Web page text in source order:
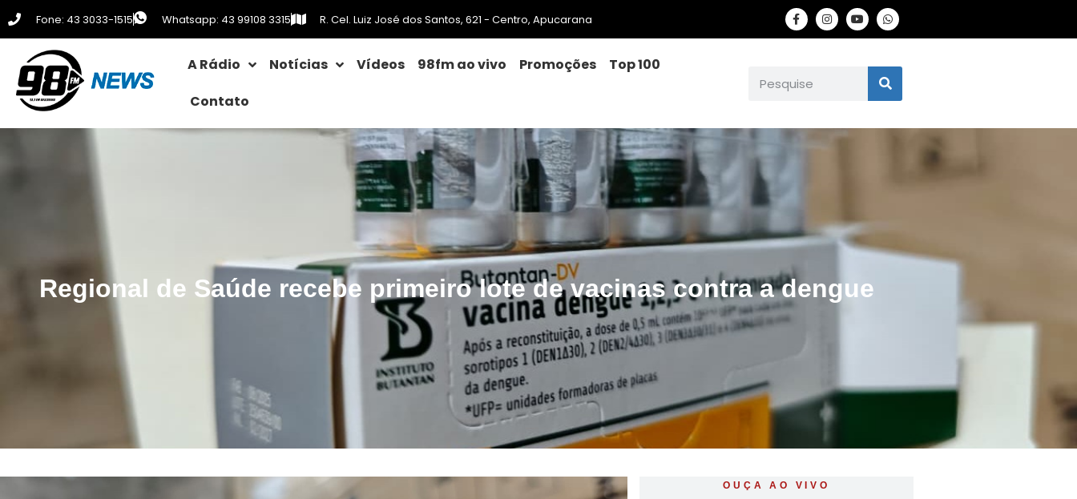
Fone: 43 3033-1515 Whatsapp: 43 99108 3315 R. Cel. Luiz José dos Santos, 621 - Centro, Apucarana
A Rádio Notícias Vídeos 98fm ao vivo Promoções
Top 100
Contato
Regional de Saúde recebe primeiro lote de vacinas contra a dengue
OUÇA AO VIVO